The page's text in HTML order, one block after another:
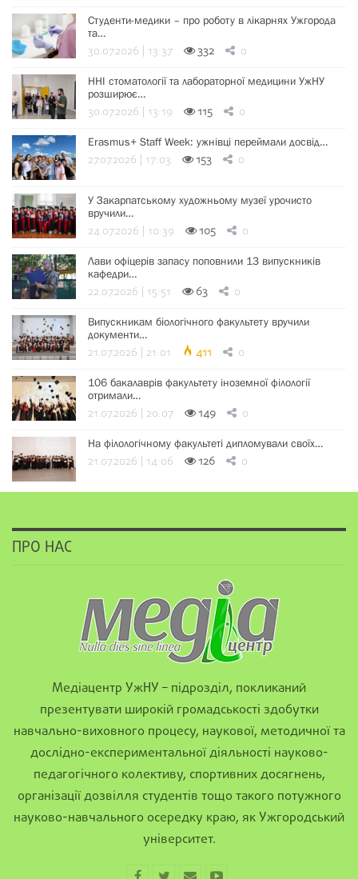
Студенти-медики – про роботу в лікарнях Ужгорода
та…
30.07.2026 | 13:37 332 0
ННІ стоматології та лабораторної медицини УжНУ
розширює…
30.07.2026 | 13:19 115 0
Erasmus+ Staff Week: ужнівці переймали досвід…
27.07.2026 | 17:03 153 0
У Закарпатському художньому музеї урочисто
вручили…
24.07.2026 | 10:39 105 0
Лави офіцерів запасу поповнили 13 випускників
кафедри…
22.07.2026 | 15:51 63 0
Випускникам біологічного факультету вручили
документи…
21.07.2026 | 21:01 411 0
106 бакалаврів факультету іноземної філології
отримали…
21.07.2026 | 20:07 149 0
На філологічному факультеті дипломували своїх…
21.07.2026 | 14:06 126 0
ПРО НАС
Медіацентр УжНУ – підрозділ, покликаний
презентувати широкій громадськості здобутки
навчально-виховного процесу, наукової, методичної та
дослідно-експериментальної діяльності науково-
педагогічного колективу, спортивних досягнень,
організації дозвілля студентів тощо такого потужного
науково-навчального осередку краю, як Ужгородський
університет.